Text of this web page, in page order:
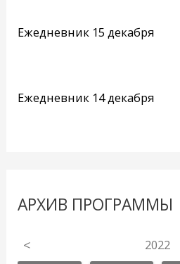
Ежедневник 15 декабря
Ежедневник 14 декабря
АРХИВ ПРОГРАММЫ
< 2022